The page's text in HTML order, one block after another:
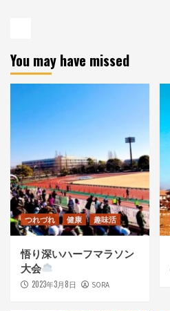
You may have missed
つれづれ 健康 趣味活
悟り深いハーフマラソン
大会
2023年3月8日 SORA